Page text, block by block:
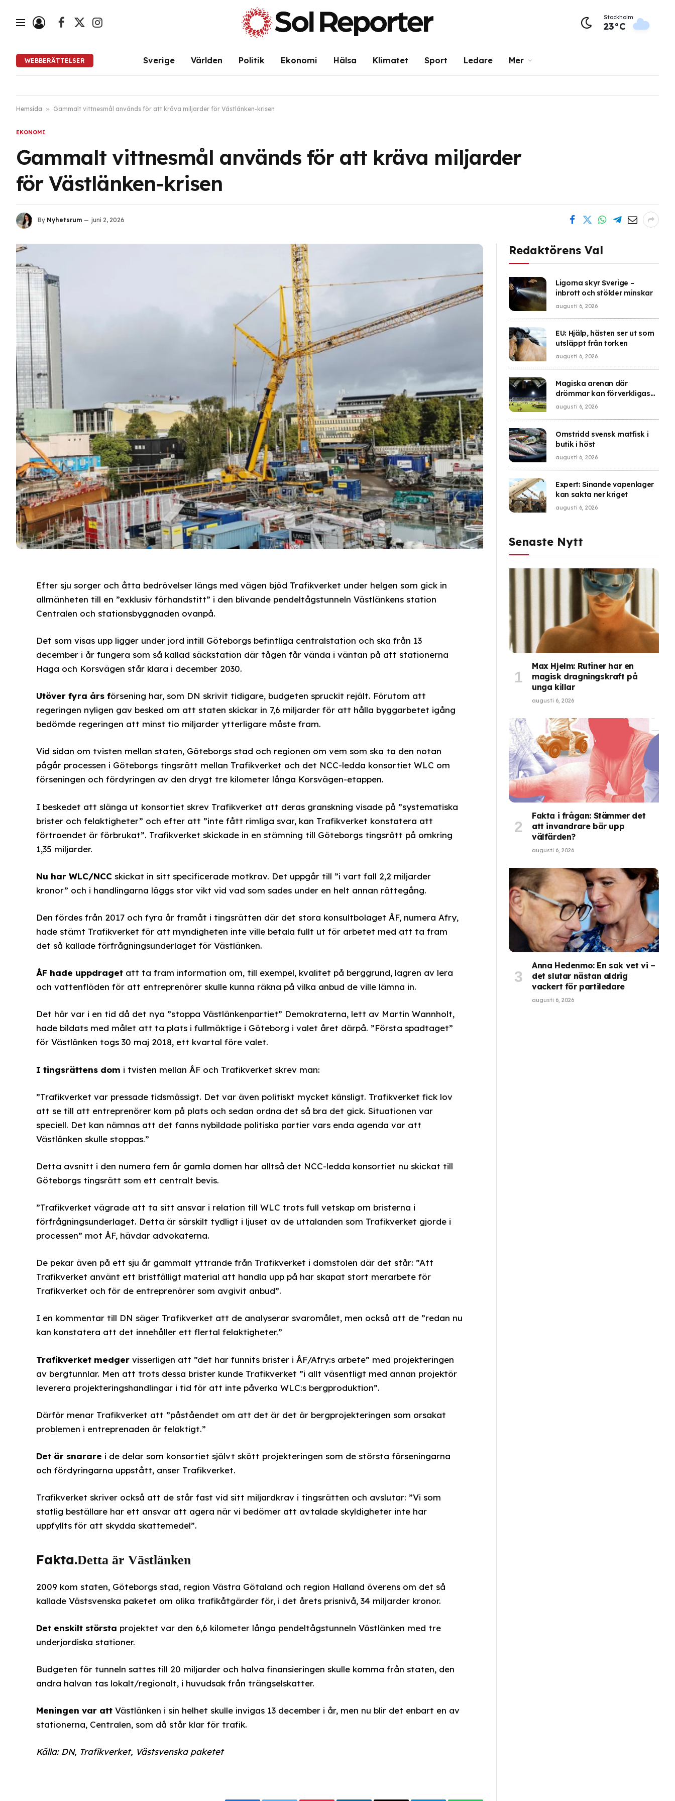
Facebook
X
Instagram
Stockholm
23°C
WEBBERÄTTELSER Sverige Världen Politik Ekonomi Hälsa Klimatet Sport Ledare Mer
Hemsida » Gammalt vittnesmål används för att kräva miljarder för Västlänken-krisen
EKONOMI
Gammalt vittnesmål används för att kräva miljarder
för Västlänken-krisen
By Nyhetsrum juni 2, 2026
Efter sju sorger och åtta bedrövelser längs med vägen bjöd Trafikverket under helgen som gick in
allmänheten till en ”exklusiv förhandstitt” i den blivande pendeltågstunneln Västlänkens station
Centralen och stationsbyggnaden ovanpå.
Det som visas upp ligger under jord intill Göteborgs befintliga centralstation och ska från 13
december i år fungera som så kallad säckstation där tågen får vända i väntan på att stationerna
Haga och Korsvägen står klara i december 2030.
Utöver fyra års försening har, som DN skrivit tidigare, budgeten spruckit rejält. Förutom att
regeringen nyligen gav besked om att staten skickar in 7,6 miljarder för att hålla byggarbetet igång
bedömde regeringen att minst tio miljarder ytterligare måste fram.
Vid sidan om tvisten mellan staten, Göteborgs stad och regionen om vem som ska ta den notan
pågår processen i Göteborgs tingsrätt mellan Trafikverket och det NCC-ledda konsortiet WLC om
förseningen och fördyringen av den drygt tre kilometer långa Korsvägen-etappen.
I beskedet att slänga ut konsortiet skrev Trafikverket att deras granskning visade på ”systematiska
brister och felaktigheter” och efter att ”inte fått rimliga svar, kan Trafikverket konstatera att
förtroendet är förbrukat”. Trafikverket skickade in en stämning till Göteborgs tingsrätt på omkring
1,35 miljarder.
Nu har WLC/NCCskickat in sitt specificerade motkrav. Det uppgår till ”i vart fall 2,2 miljarder
kronor” och i handlingarna läggs stor vikt vid vad som sades under en helt annan rättegång.
Den fördes från 2017 och fyra år framåt i tingsrätten där det stora konsultbolaget ÅF, numera Afry,
hade stämt Trafikverket för att myndigheten inte ville betala fullt ut för arbetet med att ta fram
det så kallade förfrågningsunderlaget för Västlänken.
ÅF hade uppdragetatt ta fram information om, till exempel, kvalitet på berggrund, lagren av lera
och vattenflöden för att entreprenörer skulle kunna räkna på vilka anbud de ville lämna in.
Det här var i en tid då det nya ”stoppa Västlänkenpartiet” Demokraterna, lett av Martin Wannholt,
hade bildats med målet att ta plats i fullmäktige i Göteborg i valet året därpå. ”Första spadtaget”
för Västlänken togs 30 maj 2018, ett kvartal före valet.
I tingsrättens dom i tvisten mellan ÅF och Trafikverket skrev man:
”Trafikverket var pressade tidsmässigt. Det var även politiskt mycket känsligt. Trafikverket fick lov
att se till att entreprenörer kom på plats och sedan ordna det så bra det gick. Situationen var
speciell. Det kan nämnas att det fanns nybildade politiska partier vars enda agenda var att
Västlänken skulle stoppas.”
Detta avsnitt i den numera fem år gamla domen har alltså det NCC-ledda konsortiet nu skickat till
Göteborgs tingsrätt som ett centralt bevis.
”Trafikverket vägrade att ta sitt ansvar i relation till WLC trots full vetskap om bristerna i
förfrågningsunderlaget. Detta är särskilt tydligt i ljuset av de uttalanden som Trafikverket gjorde i
processen” mot ÅF, hävdar advokaterna.
De pekar även på ett sju år gammalt yttrande från Trafikverket i domstolen där det står: ”Att
Trafikverket använt ett bristfälligt material att handla upp på har skapat stort merarbete för
Trafikverket och för de entreprenörer som avgivit anbud”.
I en kommentar till DN säger Trafikverket att de analyserar svaromålet, men också att de ”redan nu
kan konstatera att det innehåller ett flertal felaktigheter.”
Trafikverket medgervisserligen att ”det har funnits brister i ÅF/Afry:s arbete” med projekteringen
av bergtunnlar. Men att trots dessa brister kunde Trafikverket ”i allt väsentligt med annan projektör
leverera projekteringshandlingar i tid för att inte påverka WLC:s bergproduktion”.
Därför menar Trafikverket att ”påståendet om att det är det är bergprojekteringen som orsakat
problemen i entreprenaden är felaktigt.”
Det är snarare i de delar som konsortiet självt skött projekteringen som de största förseningarna
och fördyringarna uppstått, anser Trafikverket.
Trafikverket skriver också att de står fast vid sitt miljardkrav i tingsrätten och avslutar: ”Vi som
statlig beställare har ett ansvar att agera när vi bedömer att avtalade skyldigheter inte har
uppfyllts för att skydda skattemedel”.
Fakta.Detta är Västlänken
2009 kom staten, Göteborgs stad, region Västra Götaland och region Halland överens om det så
kallade Västsvenska paketet om olika trafikåtgärder för, i det årets prisnivå, 34 miljarder kronor.
Det enskilt största projektet var den 6,6 kilometer långa pendeltågstunneln Västlänken med tre
underjordiska stationer.
Budgeten för tunneln sattes till 20 miljarder och halva finansieringen skulle komma från staten, den
andra halvan tas lokalt/regionalt, i huvudsak från trängselskatter.
Meningen var attVästlänken i sin helhet skulle invigas 13 december i år, men nu blir det enbart en av
stationerna, Centralen, som då står klar för trafik.
Källa: DN, Trafikverket, Västsvenska paketet
Redaktörens Val
Ligorna skyr Sverige –
inbrott och stölder minskar
augusti 6, 2026
EU: Hjälp, hästen ser ut som
utsläppt från torken
augusti 6, 2026
Magiska arenan där
drömmar kan förverkligas
eller krossas
augusti 6, 2026
Omstridd svensk matfisk i
butik i höst
augusti 6, 2026
Expert: Sinande vapenlager
kan sakta ner kriget
augusti 6, 2026
Senaste Nytt
Max Hjelm: Rutiner har en
magisk dragningskraft på
unga killar
augusti 6, 2026
Fakta i frågan: Stämmer det
att invandrare bär upp
välfärden?
augusti 6, 2026
Anna Hedenmo: En sak vet vi –
det slutar nästan aldrig
vackert för partiledare
augusti 6, 2026